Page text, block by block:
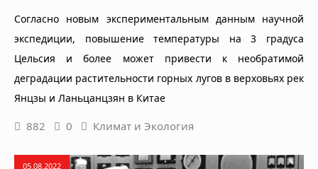
Согласно новым экспериментальным данным научной
экспедиции, повышение температуры на 3 градуса
Цельсия и более может привести к необратимой
деградации растительности горных лугов в верховьях рек
Янцзы и Ланьцанцзян в Китае
882 0 Климат и Экология
05.08.2022